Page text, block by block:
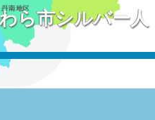
ら市シルバー人